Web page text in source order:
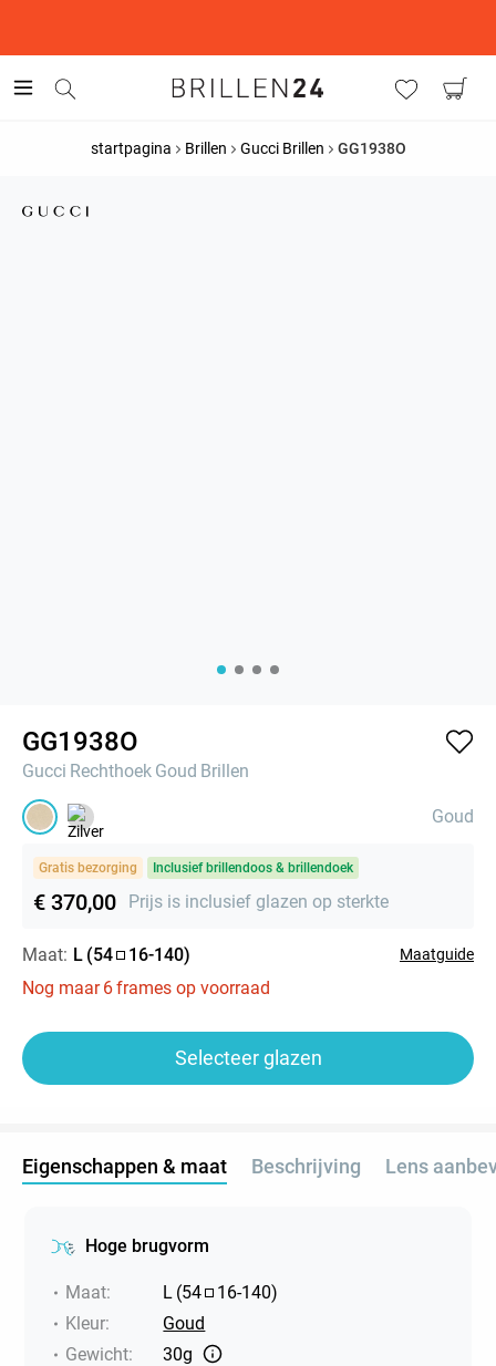
startpagina Brillen Gucci Brillen GG1938O
GG1938O
Gucci Rechthoek Goud Brillen
Goud
Gratis bezorging Inclusief brillendoos & brillendoek
€ 370,00 Prijs is inclusief glazen op sterkte
Maat: L (54 16-140) Maatguide
Nog maar 6frames op voorraad
Selecteer glazen
Eigenschappen & maat Beschrijving Lens
Hoge brugvorm
Maat: L (54 16-140)
Kleur:
Goud
Gewicht:
30g